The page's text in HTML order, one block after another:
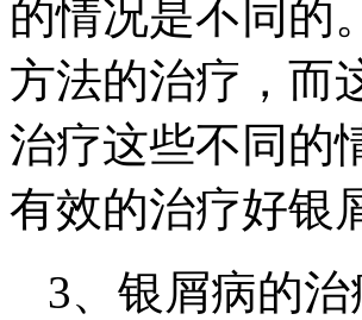
的情况是不同的
方法的治疗，而
治疗这些不同的
有效的治疗好银
3、银屑病的